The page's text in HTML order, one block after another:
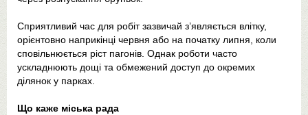
Сприятливий час для робіт зазвичай з’являється влітку,
орієнтовно наприкінці червня або на початку липня, коли
сповільнюється ріст пагонів. Однак роботи часто
ускладнюють дощі та обмежений доступ до окремих
ділянок у парках.
Що каже міська рада